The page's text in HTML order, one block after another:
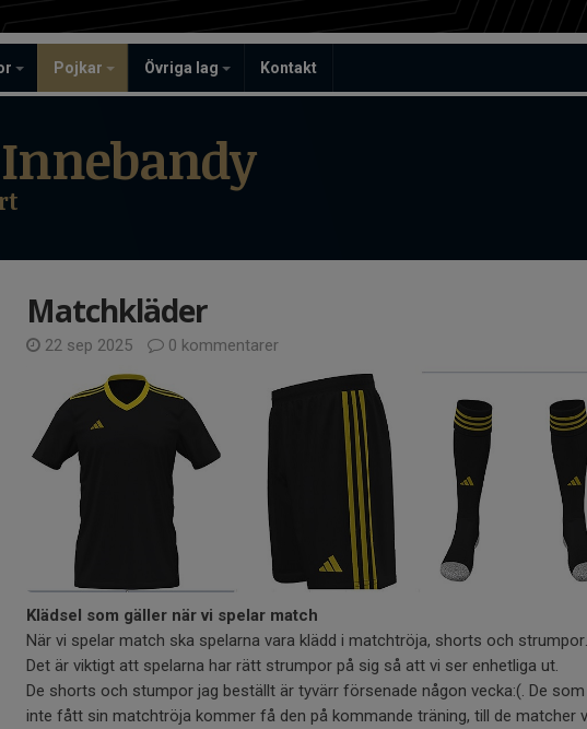
Pojkar Övriga lag Kontakt
Matchkläder
22 sep 2025 0 kommentarer
Klädsel som gäller när vi spelar match
När vi spelar match ska spelarna vara klädd i matchtröja, shorts och strumpor.
Det är viktigt att spelarna har rätt strumpor på sig så att vi ser enhetliga ut.
De shorts och stumpor jag beställt är tyvärr försenade någon vecka:(. De som
inte fått sin matchtröja kommer få den på kommande träning, till de matcher